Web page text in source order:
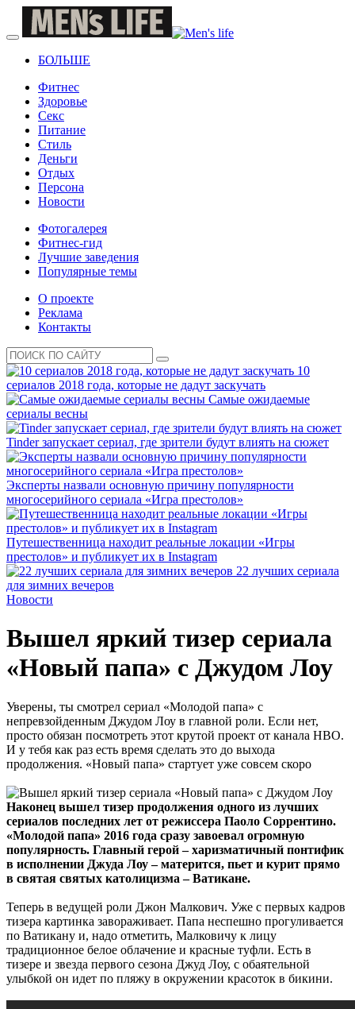
БОЛЬШЕ
Фитнес
Здоровье
Секс
Питание
Стиль
Деньги
Отдых
Персона
Новости
Фотогалерея
Фитнес-гид
Лучшие заведения
Популярные темы
О проекте
Реклама
Контакты
10
сериалов 2018 года, которые не дадут заскучать
Самые ожидаемые
сериалы весны
Tinder запускает сериал, где зрители будут влиять на сюжет
Эксперты назвали основную причину популярности
многосерийного сериала «Игра престолов»
Путешественница находит реальные локации «Игры
престолов» и публикует их в Instagram
22 лучших сериала
для зимних вечеров
Новости
Вышел яркий тизер сериала
«Новый папа» с Джудом Лоу
Уверены, ты смотрел сериал «Молодой папа» с
непревзойденным Джудом Лоу в главной роли. Если нет,
просто обязан посмотреть этот крутой проект от канала HBO.
И у тебя как раз есть время сделать это до выхода
продолжения. «Новый папа» стартует уже совсем скоро
Наконец вышел тизер продолжения одного из лучших
сериалов последних лет от режиссера Паоло Соррентино.
«Молодой папа» 2016 года сразу завоевал огромную
популярность. Главный герой – харизматичный понтифик
в исполнении Джуда Лоу – матерится, пьет и курит прямо
в святая святых католицизма – Ватикане.
Теперь в ведущей роли Джон Малкович. Уже с первых кадров
тизера картинка завораживает. Папа неспешно прогуливается
по Ватикану и, надо отметить, Малковичу к лицу
традиционное белое облачение и красные туфли. Есть в
тизере и звезда первого сезона Джуд Лоу, с обаятельной
улыбкой он идет по пляжу в окружении красоток в бикини.